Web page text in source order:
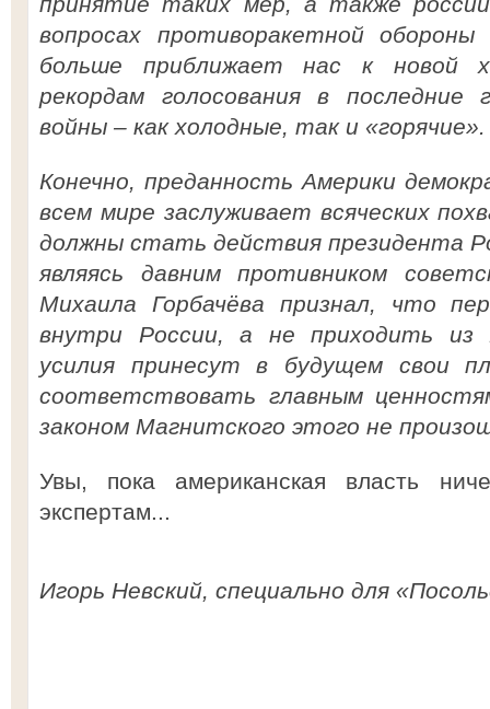
вопросах противоракетной
больше приближает нас к новой
рекордам голосования в последние
войны – как холодные, так и «горячие».
Конечно, преданность Америки
всем мире заслуживает всяческих
должны стать действия президента
являясь давним противником
Михаила Горбачёва признал, что
внутри России, а не приходить из
усилия принесут в будущем свои
соответствовать главным
законом Магнитского этого не
Увы, пока американская власть
экспертам...
Игорь Невский, специально для